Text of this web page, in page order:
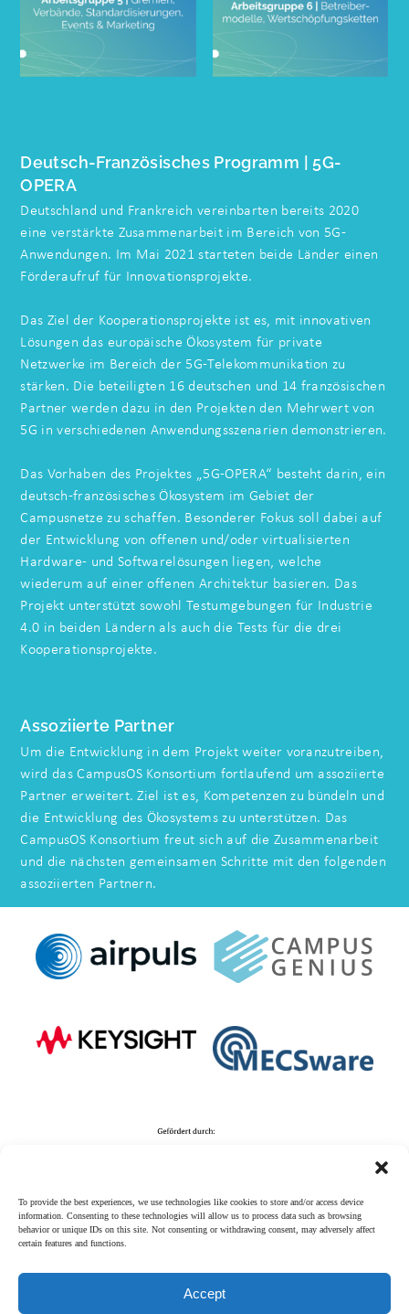
To provide the best experiences, we use technologies like cookies to store and/or access device
information. Consenting to these technologies will allow us to process data such as browsing
behavior or unique IDs on this site. Not consenting or withdrawing consent, may adversely affect
certain features and functions.
Accept
Deutsch-Französisches Programm | 5G-
OPERA
Deutschland und Frankreich vereinbarten bereits 2020
eine verstärkte Zusammenarbeit im Bereich von 5G-
Anwendungen. Im Mai 2021 starteten beide Länder einen
Förderaufruf für Innovationsprojekte.
Das Ziel der Kooperationsprojekte ist es, mit innovativen
Lösungen das europäische Ökosystem für private
Netzwerke im Bereich der 5G-Telekommunikation zu
stärken. Die beteiligten 16 deutschen und 14 französischen
Partner werden dazu in den Projekten den Mehrwert von
5G in verschiedenen Anwendungsszenarien demonstrieren.
Das Vorhaben des Projektes „5G-OPERA“ besteht darin, ein
deutsch-französisches Ökosystem im Gebiet der
Campusnetze zu schaffen. Besonderer Fokus soll dabei auf
der Entwicklung von offenen und/oder virtualisierten
Hardware- und Softwarelösungen liegen, welche
wiederum auf einer offenen Architektur basieren. Das
Projekt unterstützt sowohl Testumgebungen für Industrie
4.0 in beiden Ländern als auch die Tests für die drei
Kooperationsprojekte.
Assoziierte Partner
Um die Entwicklung in dem Projekt weiter voranzutreiben,
wird das CampusOS Konsortium fortlaufend um assoziierte
Partner erweitert. Ziel ist es, Kompetenzen zu bündeln und
die Entwicklung des Ökosystems zu unterstützen. Das
CampusOS Konsortium freut sich auf die Zusammenarbeit
und die nächsten gemeinsamen Schritte mit den folgenden
assoziierten Partnern.